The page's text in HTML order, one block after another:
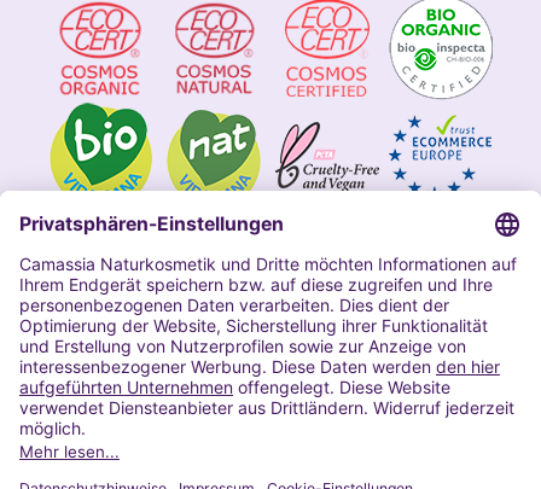
Impressum
Allgemeine Geschäftsbedingungen
Datenschutzerklärung Camassia
Widerrufsbelehrung
Copyright 2020 | Alle Rechte vorbehalten